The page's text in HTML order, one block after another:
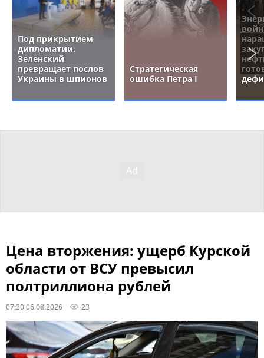
Под прикрытием
дипломатии.
Зеленский
превращает послов
Украины в шпионов
Стратегическая
ошибка Петра I
Цена вторжения: ущерб Курской
области от ВСУ превысил
полтриллиона рублей
07:30 06.08.2026 23